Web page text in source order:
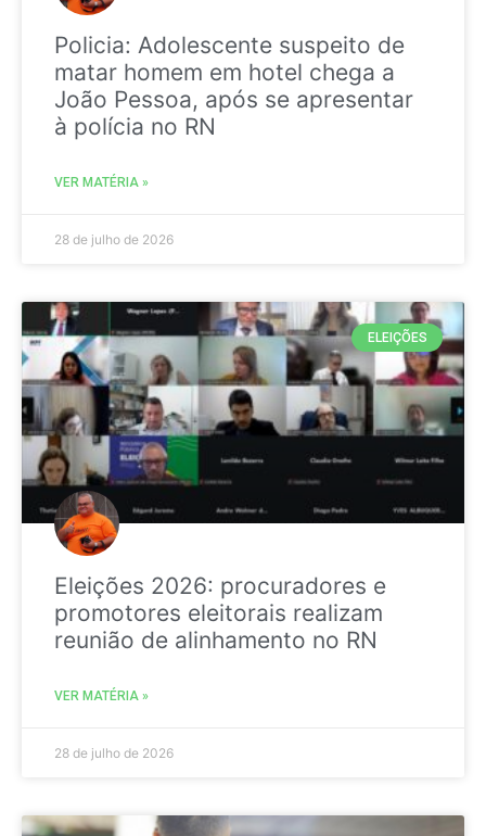
Policia: Adolescente suspeito de
matar homem em hotel chega a
João Pessoa, após se apresentar
à polícia no RN
VER MATÉRIA »
28 de julho de 2026
ELEIÇÕES
Eleições 2026: procuradores e
promotores eleitorais realizam
reunião de alinhamento no RN
VER MATÉRIA »
28 de julho de 2026